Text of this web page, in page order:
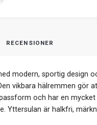
RECENSIONER
modern, sportig design
vikbara hälremmen gör
och har en mycket
Yttersulan är halkfri,